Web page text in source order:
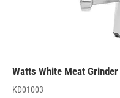
KD01003